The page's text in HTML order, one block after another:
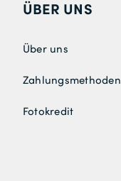
ÜBER UNS
Über uns
Zahlungsmethoden
Fotokredit